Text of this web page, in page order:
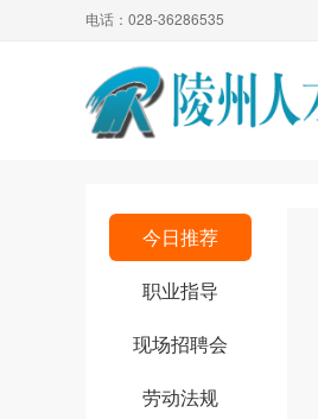
电话：028-36286535
今日推荐
职业指导
现场招聘会
劳动法规